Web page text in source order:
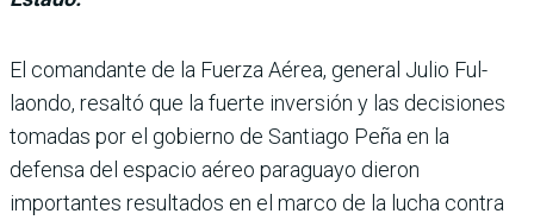
El comandante de la Fuerza Aérea, general Julio Ful­
laondo, resaltó que la fuerte inversión y las decisiones
tomadas por el gobierno de Santiago Peña en la
defensa del espacio aéreo paraguayo dieron
importantes resulta­dos en el marco de la lucha contra